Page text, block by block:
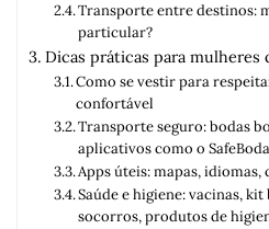
Transporte entre destinos:
particular?
Dicas práticas para mulheres
Como se vestir para
confortável
Transporte seguro: bodas
aplicativos como o SafeBoda
Apps úteis: mapas,
Saúde e higiene: vacinas,
socorros, produtos de